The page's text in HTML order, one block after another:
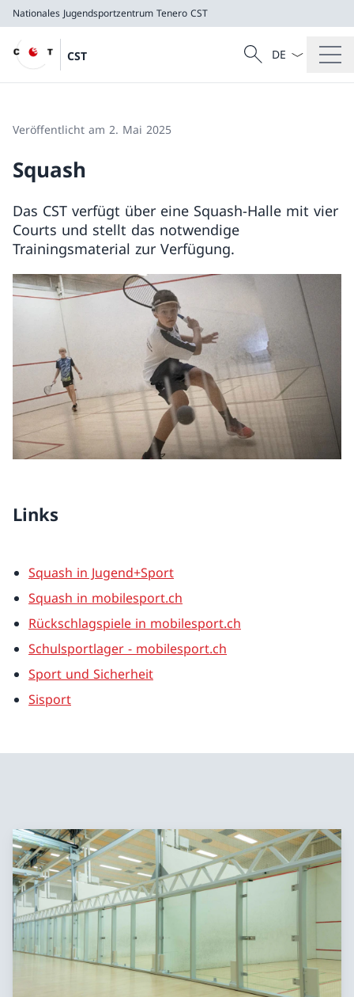
Nationales Jugendsportzentrum Tenero CST
CST
CST
Suche
Suche
Sprach
Veröffentlicht am 2. Mai 2025
Squash
Das CST verfügt über eine Squash-Halle mit vier
Courts und stellt das notwendige
Trainingsmaterial zur Verfügung.
Links
Squash in Jugend+Sport
Squash in mobilesport.ch
Rückschlagspiele in mobilesport.ch
Schulsportlager - mobilesport.ch
Sport und Sicherheit
Sisport